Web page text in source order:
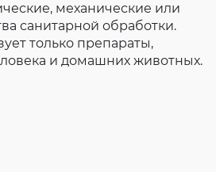
механические или
санитарной обработки.
только препараты,
и домашних животных.